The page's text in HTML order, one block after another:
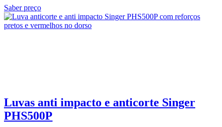
Saber preço
Luvas anti impacto e anticorte Singer
PHS500P